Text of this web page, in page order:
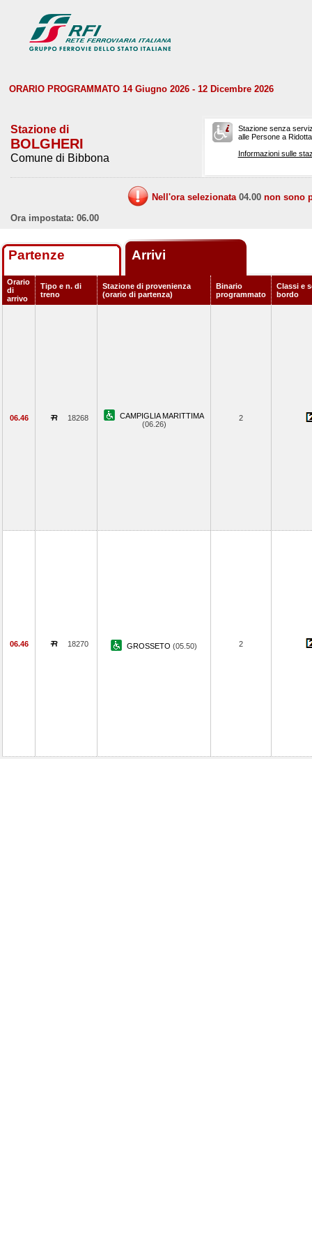
ORARIO PROGRAMMATO 14 Giugno 2026 - 12 Dicembre 2026
Stazione di
BOLGHERI
Comune di Bibbona
Stazione senza
alle Persone a
Informazioni sulle
Nell'ora selezionata 04.00 non sono
Ora impostata: 06.00
Partenze Arrivi
Orario
di
arrivo
Tipo e n. di
treno
Stazione di provenienza
(orario di partenza)
Binario
programmato
Classi e
bordo
06.46 18268
CAMPIGLIA MARITTIMA
(06.26)
2
06.46 18270 GROSSETO (05.50) 2